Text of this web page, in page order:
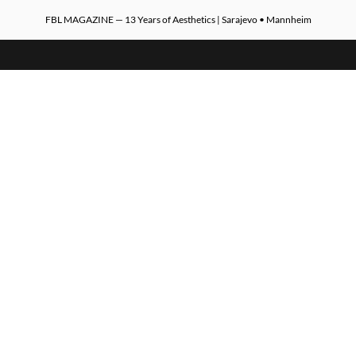
FBL MAGAZINE — 13 Years of Aesthetics | Sarajevo • Mannheim